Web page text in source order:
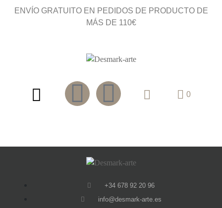
ENVÍO GRATUITO EN PEDIDOS DE PRODUCTO DE
MÁS DE 110€
0
+34 678 92 20 96
info@desmark-arte.es